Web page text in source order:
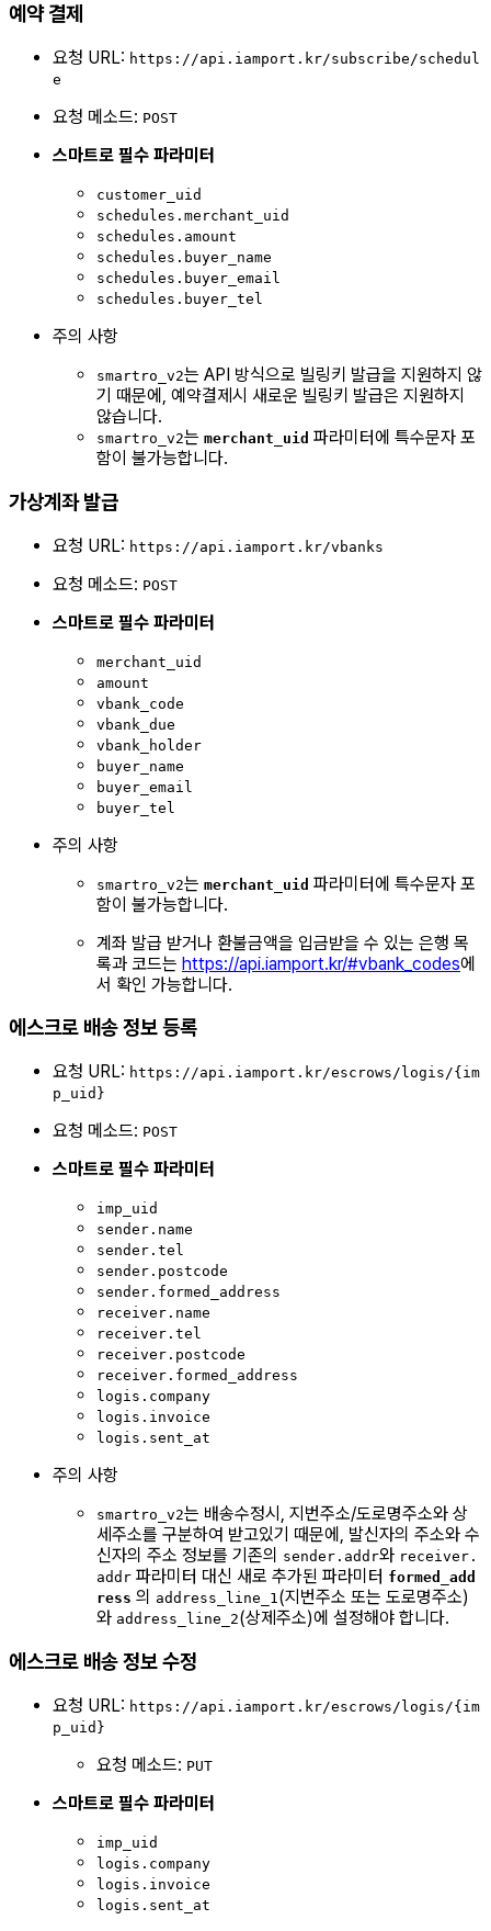
예약 결제
요청 URL: https://api.iamport.kr/subscribe/schedul
e
요청 메소드: POST
스마트로 필수 파라미터
customer_uid
schedules.merchant_uid
schedules.amount
schedules.buyer_name
schedules.buyer_email
schedules.buyer_tel
주의 사항
smartro_v2는 API 방식으로 빌링키 발급을 지원하지 않
기 때문에, 예약결제시 새로운 빌링키 발급은 지원하지
않습니다.
smartro_v2는 merchant_uid 파라미터에 특수문자 포
함이 불가능합니다.
가상계좌 발급
요청 URL: https://api.iamport.kr/vbanks
요청 메소드: POST
스마트로 필수 파라미터
merchant_uid
amount
vbank_code
vbank_due
vbank_holder
buyer_name
buyer_email
buyer_tel
주의 사항
smartro_v2는 merchant_uid 파라미터에 특수문자 포
함이 불가능합니다.
계좌 발급 받거나 환불금액을 입금받을 수 있는 은행 목
록과 코드는 https://api.iamport.kr/#vbank_codes에
서 확인 가능합니다.
에스크로 배송 정보 등록
요청 URL: https://api.iamport.kr/escrows/logis/{im
p_uid}
요청 메소드: POST
스마트로 필수 파라미터
imp_uid
sender.name
sender.tel
sender.postcode
sender.formed_address
receiver.name
receiver.tel
receiver.postcode
receiver.formed_address
logis.company
logis.invoice
logis.sent_at
주의 사항
smartro_v2는 배송수정시, 지번주소/도로명주소와 상
세주소를 구분하여 받고있기 때문에, 발신자의 주소와 수
신자의 주소 정보를 기존의
sender.addr와 receiver.
addr 파라미터 대신 새로 추가된 파라미터 formed_add
ress 의 address_line_1(지번주소 또는 도로명주소)
와 address_line_2(상제주소)에 설정해야 합니다.
에스크로 배송 정보 수정
요청 URL: https://api.iamport.kr/escrows/logis/{im
p_uid}
요청 메소드: PUT
스마트로 필수 파라미터
imp_uid
logis.company
logis.invoice
logis.sent_at